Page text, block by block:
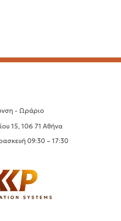
- Ωράριο
15, 106 71 Αθήνα
09:30 – 17:30